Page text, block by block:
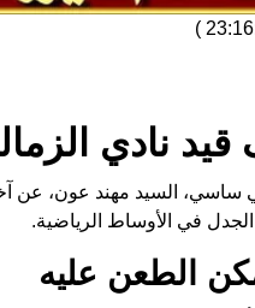
)
نادي
السيد مهند عون، عن
الجدل في الأوساط الرياضية.
الطعن عليه